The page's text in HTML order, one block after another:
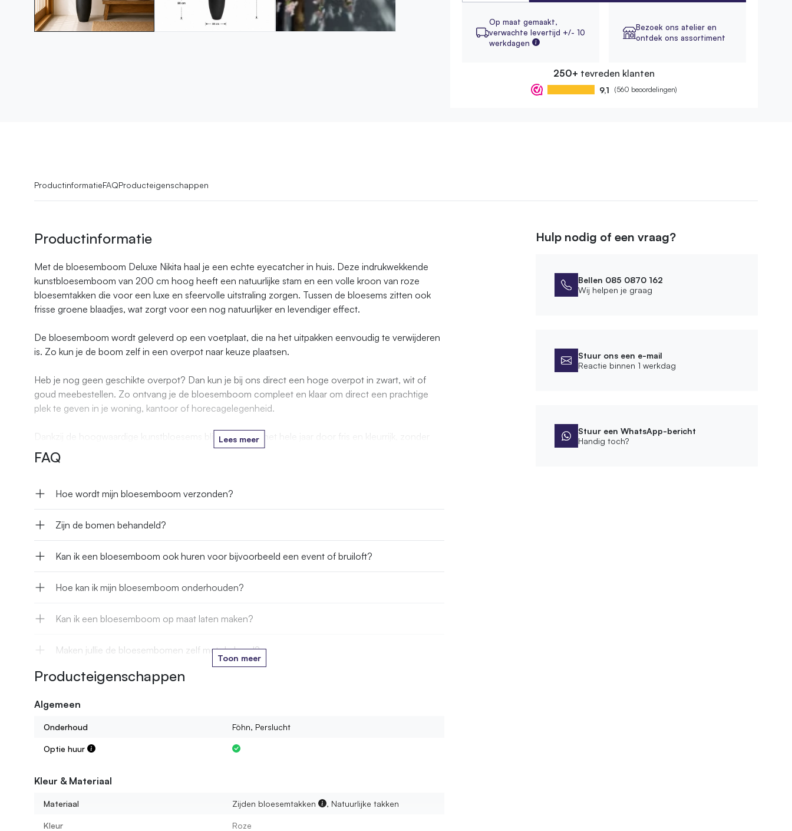
Op maat gemaakt,
verwachte levertijd +/- 10
werkdagen
Bezoek ons atelier en
ontdek ons assortiment
250+ tevreden klanten
9,1 (560 beoordelingen)
ProductinformatieFAQProducteigenschappen
Productinformatie
Met de bloesemboom Deluxe Nikita haal je een echte eyecatcher in huis. Deze indrukwekkende
kunstbloesemboom van 200 cm hoog heeft een natuurlijke stam en een volle kroon van roze
bloesemtakken die voor een luxe en sfeervolle uitstraling zorgen. Tussen de bloesems zitten ook
frisse groene blaadjes, wat zorgt voor een nog natuurlijker en levendiger effect.
De bloesemboom wordt geleverd op een voetplaat, die na het uitpakken eenvoudig te verwijderen
is. Zo kun je de boom zelf in een overpot naar keuze plaatsen.
Heb je nog geen geschikte overpot? Dan kun je bij ons direct een hoge overpot in zwart, wit of
goud meebestellen. Zo ontvang je de bloesemboom compleet en klaar om direct een prachtige
plek te geven in je woning, kantoor of horecagelegenheid.
Dankzij de hoogwaardige kunstbloesems blijft de boom het hele jaar door fris en kleurrijk, zonder
dat je er omkijken naar hebt.
Lees meer
FAQ
Hoe wordt mijn bloesemboom verzonden?
Zijn de bomen behandeld?
Kan ik een bloesemboom ook huren voor bijvoorbeeld een event of bruiloft?
Hoe kan ik mijn bloesemboom onderhouden?
Kan ik een bloesemboom op maat laten maken?
Maken jullie de bloesembomen zelf met de hand?
Uit welk materiaal bestaan de potten?
Hoe kan ik de boom vastzetten in een eigen pot?
Als ik een bloesemboom zonder pot bestel, hoe krijg ik die dan thuisbezorgd?
Welke bloemen gebruiken jullie voor de bloesembomen?
Toon meer
Producteigenschappen
Algemeen
Onderhoud Föhn, Perslucht
Optie huur
Kleur & Materiaal
Materiaal Zijden bloesemtakken , Natuurlijke takken
Kleur Roze
Hulp nodig of een vraag?
Bellen 085 0870 162
Wij helpen je graag
Stuur ons een e-mail
Reactie binnen 1 werkdag
Stuur een WhatsApp-bericht
Handig toch?